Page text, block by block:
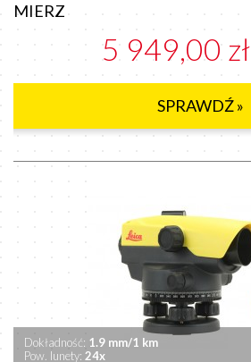
MIERZ
5 949,00 zł
SPRAWDŹ »
Dokładność: 1.9 mm/1 km
Pow. lunety: 24x